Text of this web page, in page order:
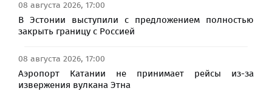
08 августа 2026, 17:00
В Эстонии выступили с предложением полностью
закрыть границу с Россией
08 августа 2026, 17:00
Аэропорт Катании не принимает рейсы из-за
извержения вулкана Этна